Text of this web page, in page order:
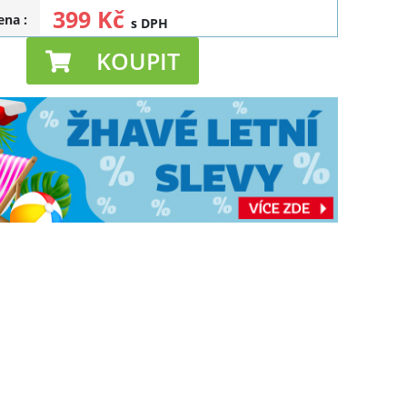
: 399 Kčs DPH
KOUPIT